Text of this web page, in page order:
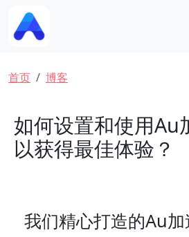
面包屑
首页 博客
如何设置和使用Au
以获得最佳体验？
我们精心打造的Au